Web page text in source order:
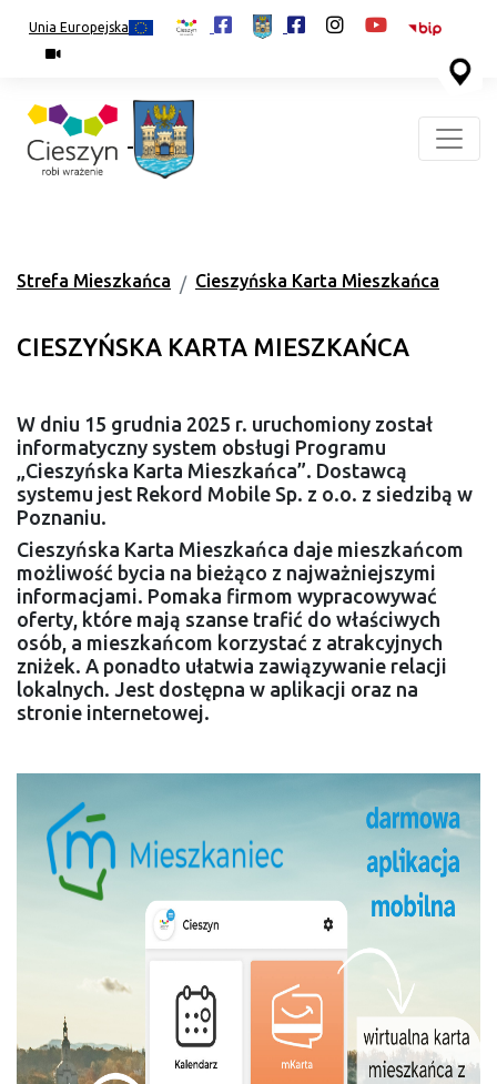
Unia Europejska
Strefa Mieszkańca Cieszyńska Karta Mieszkańca
CIESZYŃSKA KARTA MIESZKAŃCA
W dniu 15 grudnia 2025 r. uruchomiony został
informatyczny system obsługi Programu
„Cieszyńska Karta Mieszkańca”. Dostawcą
systemu jest Rekord Mobile Sp. z o.o. z siedzibą w
Poznaniu.
Cieszyńska Karta Mieszkańca daje mieszkańcom
możliwość bycia na bieżąco z najważniejszymi
informacjami. Pomaka firmom wypracowywać
oferty, które mają szanse trafić do właściwych
osób, a mieszkańcom korzystać z atrakcyjnych
zniżek. A ponadto ułatwia zawiązywanie relacji
lokalnych. Jest dostępna w aplikacji oraz na
stronie internetowej.